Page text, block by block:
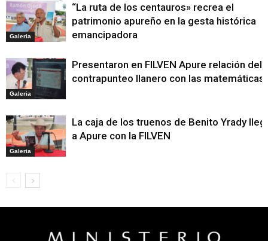
Galeria
“La ruta de los centauros» recrea el
patrimonio apureño en la gesta histórica
emancipadora
Galeria
Presentaron en FILVEN Apure relación del
contrapunteo llanero con las matemáticas
Galeria
La caja de los truenos de Benito Yrady
a Apure con la FILVEN